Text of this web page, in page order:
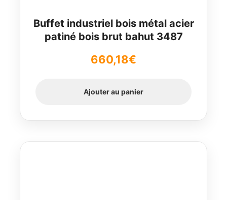
Buffet industriel bois métal acier
patiné bois brut bahut 3487
660,18€
Ajouter au panier